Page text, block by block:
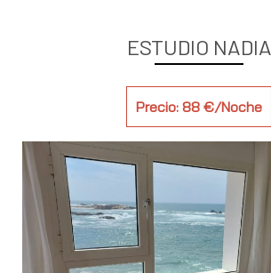
ESTUDIO NADIA
Precio: 88 €/Noche